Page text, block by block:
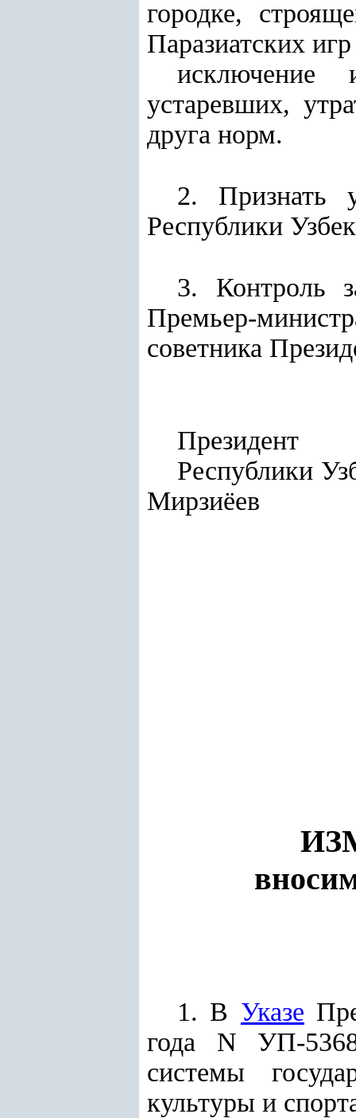
городке,
Паразиатских
исключение
устаревших,
друга норм.
2. Признать
Республики
3. Контроль
Премьер-
советника
Президент
Мирзиёев
1. В Указе
года N УП-
системы
культуры и